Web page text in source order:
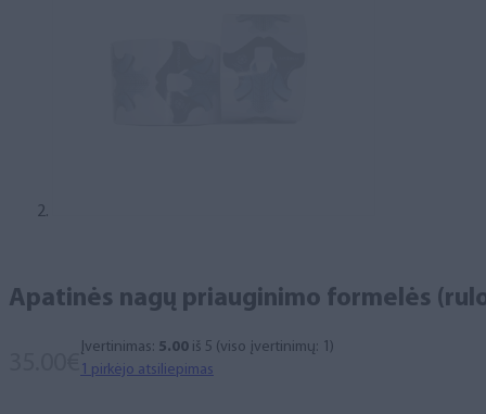
Apatinės nagų priauginimo formelės
Įvertinimas: 5.00 iš 5 (viso įvertinimų: 1 )
1 pirkėjo atsiliepimas